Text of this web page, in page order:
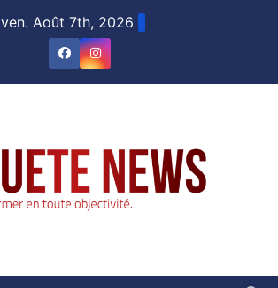
ven. Août 7th, 2026